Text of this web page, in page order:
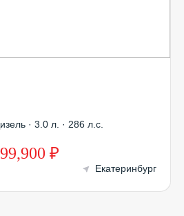
· 3.0 л. · 286 л.с.
₽
Екатеринбург